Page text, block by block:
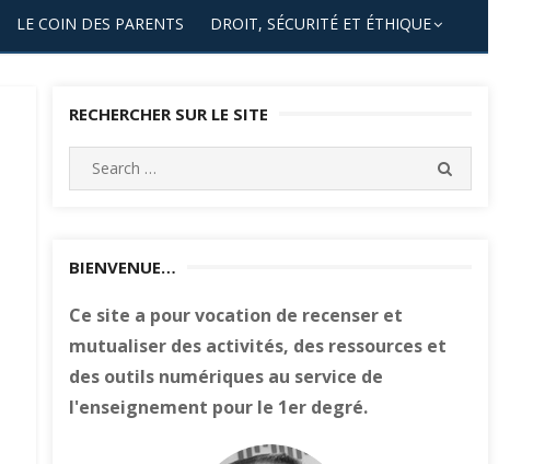
LE COIN DES PARENTS DROIT, SÉCURITÉ ET ÉTHIQUE
RECHERCHER SUR LE SITE
Search
for:
BIENVENUE…
Ce site a pour vocation de recenser et
mutualiser des activités, des ressources et
des outils numériques au service de
l'enseignement pour le 1er degré.